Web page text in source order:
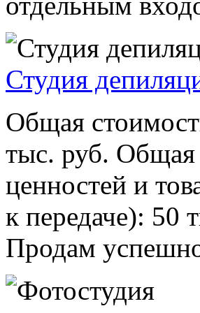
Студия
Общая
тыс. руб. Общая
ценностей и
к передаче): 50
Продам